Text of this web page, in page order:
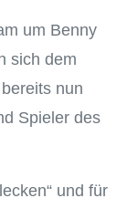
um Benny
sich dem
nun
Spieler des
und für